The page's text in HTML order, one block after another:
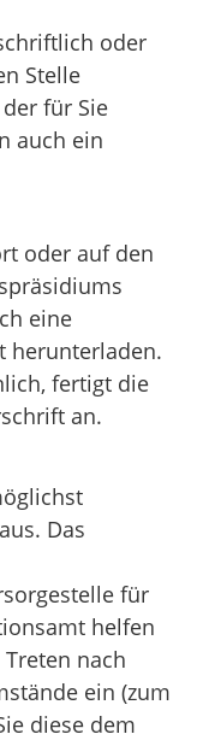
oder
Stelle
für Sie
auch ein
oder auf den
eine
herunterladen.
fertigt die
an.
Das
für
helfen
nach
ein (zum
diese dem